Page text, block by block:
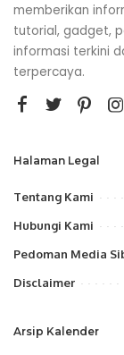
memberikan
tutorial, gadget,
informasi terkini
terpercaya.
Halaman Legal
Tentang Kami
Hubungi Kami
Pedoman Media
Disclaimer
Arsip Kalender